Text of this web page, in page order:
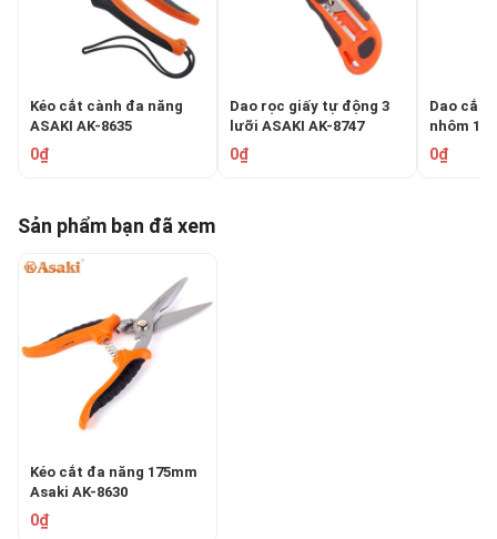
Kéo cắt cành đa năng
ASAKI AK-8635
0₫
Dao rọc giấy tự động 3
lưỡi ASAKI AK-8747
0₫
Dao cắt
nhôm
AK-8612
0₫
Sản phẩm bạn đã xem
Kéo cắt đa năng 175mm
Asaki AK-8630
0₫